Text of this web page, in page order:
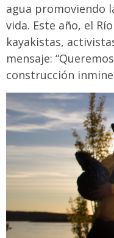
agua promoviendo
vida. Este año, el
kayakistas,
mensaje:
construcción